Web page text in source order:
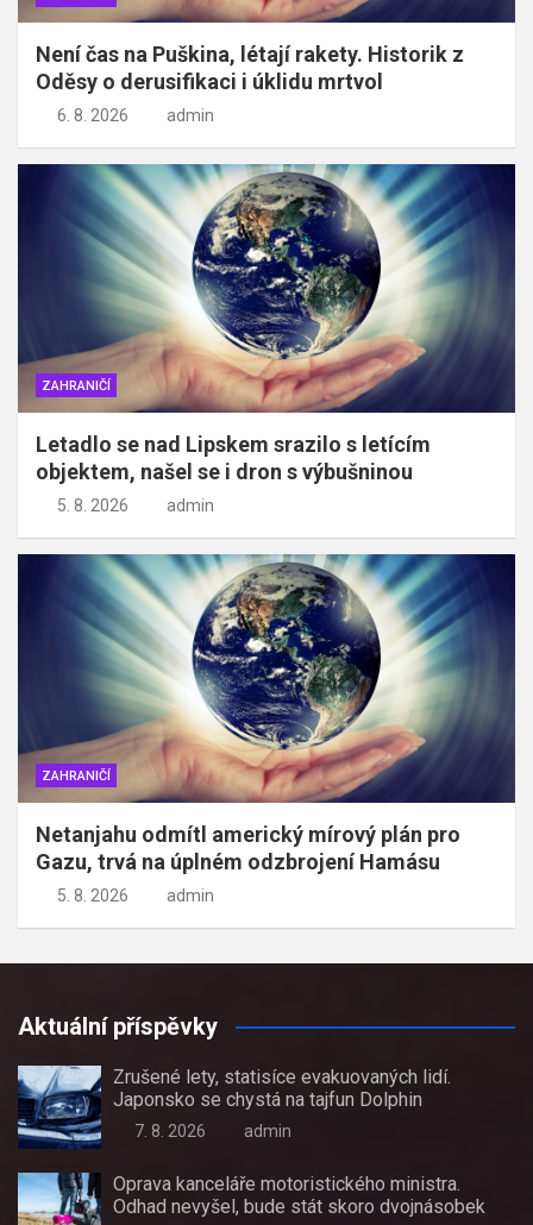
Není čas na Puškina, létají rakety. Historik z
Oděsy o derusifikaci i úklidu mrtvol
6. 8. 2026 admin
ZAHRANIČÍ
Letadlo se nad Lipskem srazilo s letícím
objektem, našel se i dron s výbušninou
5. 8. 2026 admin
ZAHRANIČÍ
Netanjahu odmítl americký mírový plán pro
Gazu, trvá na úplném odzbrojení Hamásu
5. 8. 2026 admin
Aktuální příspěvky
Zrušené lety, statisíce evakuovaných lidí.
Japonsko se chystá na tajfun Dolphin
7. 8. 2026 admin
Oprava kanceláře motoristického ministra.
Odhad nevyšel, bude stát skoro dvojnásobek